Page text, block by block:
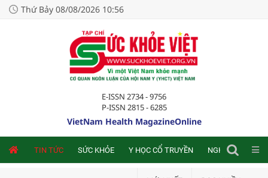
Thứ Bảy 08/08/2026 10:56
E-ISSN 2734 - 9756
P-ISSN 2815 - 6285
VietNam Health MagazineOnline
TIN TỨC SỨC KHỎE Y HỌC CỔ TRUYỀN NGHIÊN CỨU